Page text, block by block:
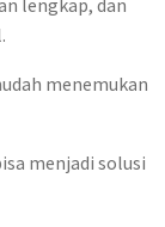
menemukan
menjadi solusi